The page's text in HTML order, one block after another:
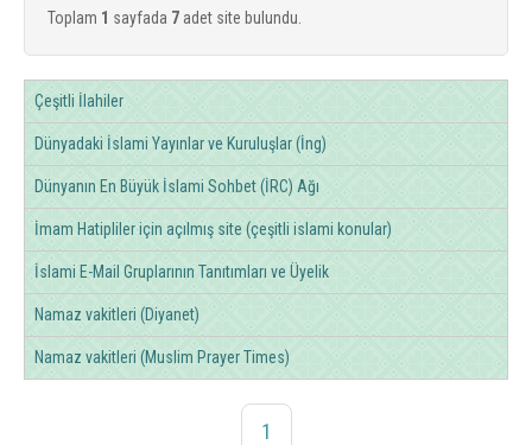
Toplam 1 sayfada 7 adet site bulundu.
Çeşitli İlahiler
Dünyadaki İslami Yayınlar ve Kuruluşlar (İng)
Dünyanın En Büyük İslami Sohbet (İRC) Ağı
İmam Hatipliler için açılmış site (çeşitli islami konular)
İslami E-Mail Gruplarının Tanıtımları ve Üyelik
Namaz vakitleri (Diyanet)
Namaz vakitleri (Muslim Prayer Times)
1